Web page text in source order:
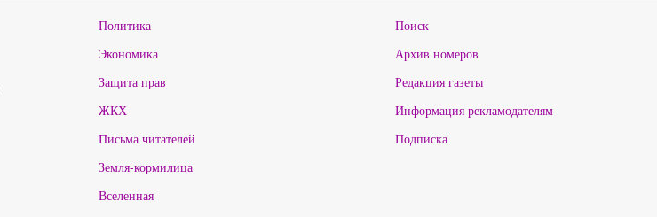
Политика
Экономика
Защита прав
ЖКХ
Письма читателей
Земля-кормилица
Вселенная
Поиск
Архив номеров
Редакция газеты
Информация рекламодателям
Подписка